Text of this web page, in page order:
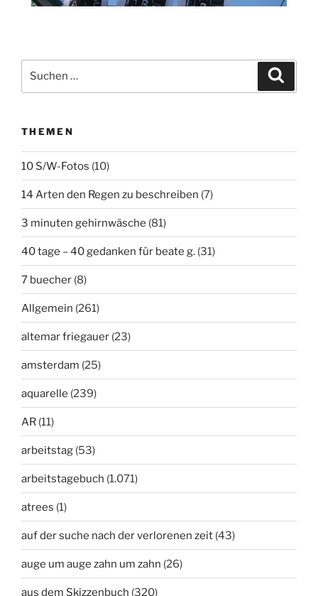
THEMEN
10 S/W-Fotos (10)
14 Arten den Regen zu beschreiben (7)
3 minuten gehirnwäsche (81)
40 tage – 40 gedanken für beate g. (31)
7 buecher (8)
Allgemein (261)
altemar friegauer (23)
amsterdam (25)
aquarelle (239)
AR (11)
arbeitstag (53)
arbeitstagebuch (1.071)
atrees (1)
auf der suche nach der verlorenen zeit (43)
auge um auge zahn um zahn (26)
aus dem Skizzenbuch (320)